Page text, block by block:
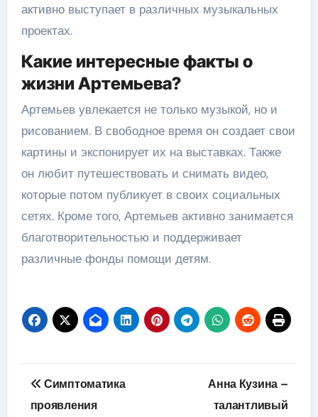
активно выступает в различных музыкальных
проектах.
Какие интересные факты о
жизни Артемьева?
Артемьев увлекается не только музыкой, но и
рисованием. В свободное время он создает свои
картины и экспонирует их на выставках. Также
он любит путешествовать и снимать видео,
которые потом публикует в своих социальных
сетях. Кроме того, Артемьев активно занимается
благотворительностью и поддерживает
различные фонды помощи детям.
Навигация
по
Симптоматика
проявления
Анна Кузина –
талантливый